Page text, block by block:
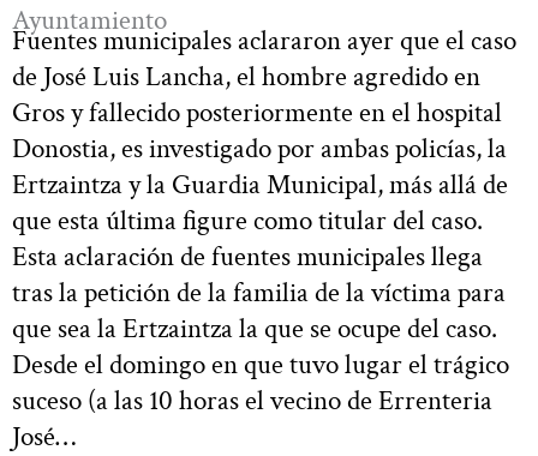
Ayuntamiento
Fuentes municipales aclararon ayer que el caso
de José Luis Lancha, el hombre agredido en
Gros y fallecido posteriormente en el hospital
Donostia, es investigado por ambas policías, la
Ertzaintza y la Guardia Municipal, más allá de
que esta última figure como titular del caso.
Esta aclaración de fuentes municipales llega
tras la petición de la familia de la víctima para
que sea la Ertzaintza la que se ocupe del caso.
Desde el domingo en que tuvo lugar el trágico
suceso (a las 10 horas el vecino de Errenteria
José…